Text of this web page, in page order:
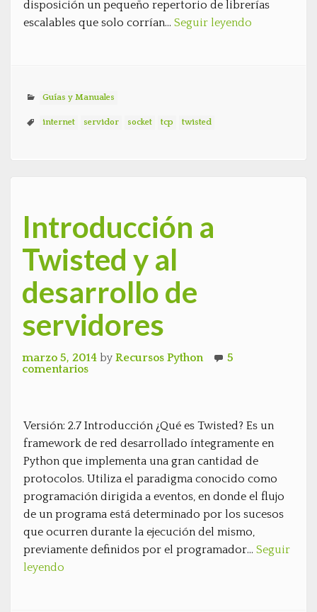
disposición un pequeño repertorio de librerías
escalables que solo corrían… Seguir leyendo
Guías y Manuales
internet servidor socket tcp twisted
Introducción a
Twisted y al
desarrollo de
servidores
marzo 5, 2014 by Recursos Python
5
comentarios
Versión: 2.7 Introducción ¿Qué es Twisted? Es un
framework de red desarrollado íntegramente en
Python que implementa una gran cantidad de
protocolos. Utiliza el paradigma conocido como
programación dirigida a eventos, en donde el flujo
de un programa está determinado por los sucesos
que ocurren durante la ejecución del mismo,
previamente definidos por el programador… Seguir
leyendo